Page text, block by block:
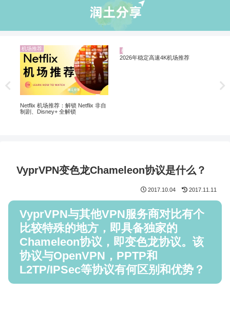
机场推荐
Netflix 机场推荐：解锁 Netflix 非自
制剧、Disney+ 全解锁
机场推荐
VyprVPN变色龙Chameleon协议是什么？
2017.10.04 2017.11.11
VyprVPN与其他VPN服务商对比有个
比较特殊的地方，即具备独家的
Chameleon协议，即变色龙协议。该
协议与OpenVPN，PPTP和
L2TP/IPSec等协议有何区别和优势？